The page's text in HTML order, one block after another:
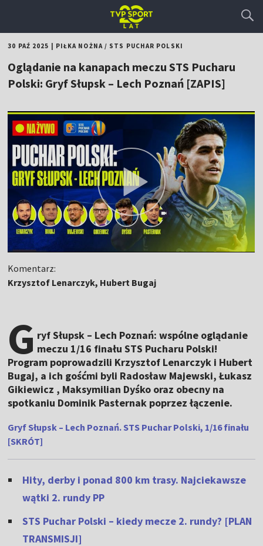
30 PAŹ 2025 PIŁKA NOŻNA/ STS PUCHAR POLSKI
Oglądanie na kanapach meczu STS Pucharu
Polski: Gryf Słupsk – Lech Poznań [ZAPIS]
Komentarz:
Krzysztof Lenarczyk, Hubert Bugaj
G ryf Słupsk – Lech Poznań: wspólne oglądanie
meczu 1/16 finału STS Pucharu Polski!
Program poprowadzili Krzysztof Lenarczyk i Hubert
Bugaj, a ich gośćmi byli Radosław Majewski, Łukasz
Gikiewicz , Maksymilian Dyśko oraz obecny na
spotkaniu Dominik Pasternak poprzez łączenie.
Gryf Słupsk – Lech Poznań. STS Puchar Polski, 1/16 finału
[SKRÓT]
Hity, derby i ponad 800 km trasy. Najciekawsze
wątki 2. rundy PP
STS Puchar Polski – kiedy mecze 2. rundy? [PLAN
TRANSMISJI]